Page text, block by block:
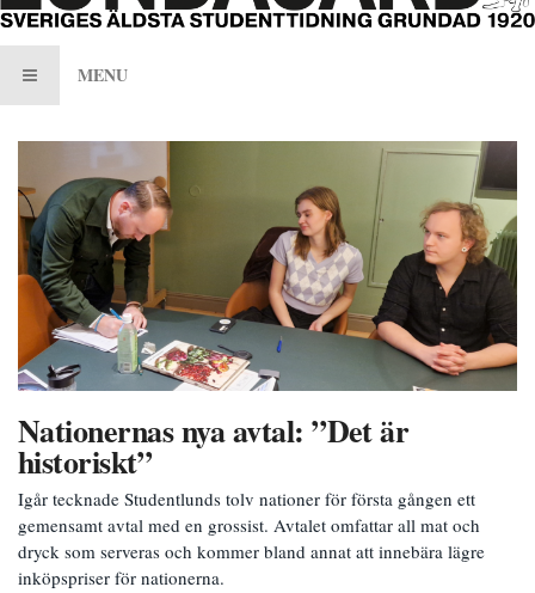
MENU
Nationernas nya avtal: ”Det är
historiskt”
Igår tecknade Studentlunds tolv nationer för första gången ett
gemensamt avtal med en grossist. Avtalet omfattar all mat och
dryck som serveras och kommer bland annat att innebära lägre
inköpspriser för nationerna.